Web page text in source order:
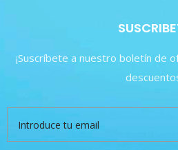
¡Suscríbete a nuestro boletín de